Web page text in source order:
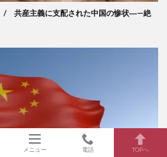
/ 共産主義に支配された中国の惨状―—絶
メニュー 電話 TOPへ